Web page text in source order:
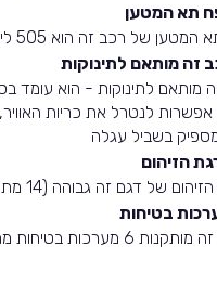
תא המטען
של רכב זה הוא 505 ליטר - מעל הממוצע בשוק
זה מותאם לתינוקות
בשביל עגלה
הזיהום
של דגם זה גבוהה (14 מתוך 15)
בטיחות
6 מערכות בטיחות מתקדמות